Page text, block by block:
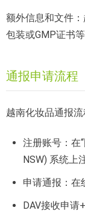
额外信息和文件
包装或GMP证书等
通报申请流程
越南化妆品通报流
注册账号：在
NSW) 系统上
申请通报：在
DAV接收申请